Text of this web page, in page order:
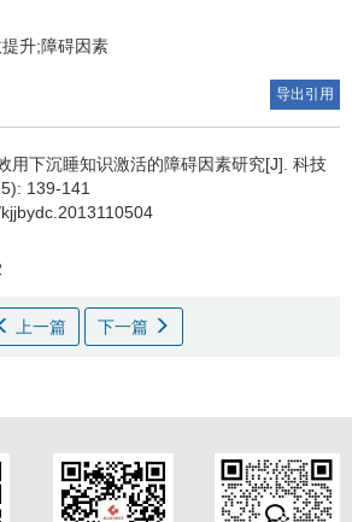
升;障碍因素
导出引用
用下沉睡知识激活的障碍因素研究[J]. 科技
139-141
上一篇 下一篇